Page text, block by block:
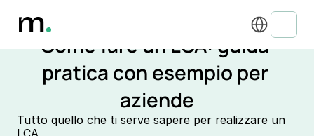
DECARBONIZZAZIONE, IMPRONTA DI CARBONIO E LCA
Come fare un LCA: guida
pratica con esempio per
aziende
Tutto quello che ti serve sapere per realizzare un
LCA
Select Language